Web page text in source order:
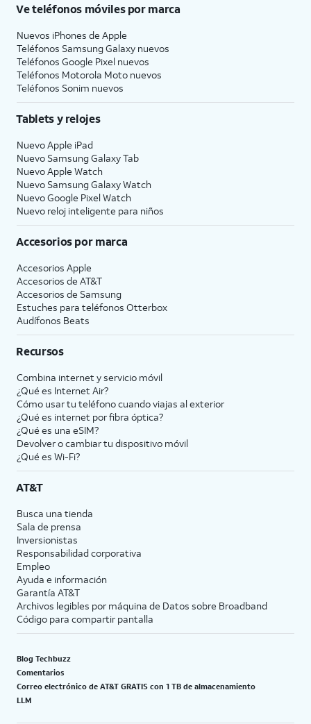
Ve teléfonos móviles por marca
Nuevos iPhones de Apple
Teléfonos Samsung Galaxy nuevos
Teléfonos Google Pixel nuevos
Teléfonos Motorola Moto nuevos
Teléfonos Sonim nuevos
Tablets y relojes
Nuevo Apple iPad
Nuevo Samsung Galaxy Tab
Nuevo Apple Watch
Nuevo Samsung Galaxy Watch
Nuevo Google Pixel Watch
Nuevo reloj inteligente para niños
Accesorios por marca
Accesorios Apple
Accesorios de AT&T
Accesorios de Samsung
Estuches para teléfonos Otterbox
Audífonos Beats
Recursos
Combina internet y servicio móvil
¿Qué es Internet Air?
Cómo usar tu teléfono cuando viajas al exterior
¿Qué es internet por fibra óptica?
¿Qué es una eSIM?
Devolver o cambiar tu dispositivo móvil
¿Qué es Wi-Fi?
AT&T
Busca una tienda
Sala de prensa
Inversionistas
Responsabilidad corporativa
Empleo
Ayuda e información
Garantía AT&T
Archivos legibles por máquina de Datos sobre Broadband
Código para compartir pantalla
Blog Techbuzz
Comentarios
Correo electrónico de AT&T GRATIS con 1 TB de almacenamiento
LLM